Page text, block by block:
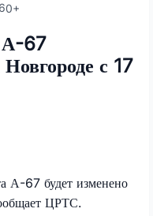
0+
А-67
с 17
А-67 будет изменено
ЦРТС.